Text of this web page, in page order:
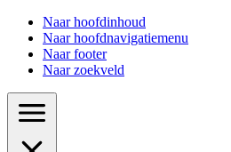
Naar hoofdinhoud
Naar hoofdnavigatiemenu
Naar footer
Naar zoekveld